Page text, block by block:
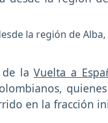
la región de
de laVuelta a
en la fracción